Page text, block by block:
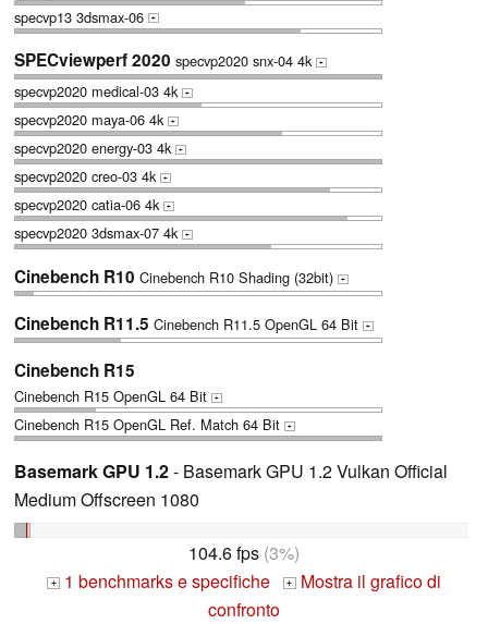
specvp13 3dsmax-06 +
SPECviewperf 2020 specvp2020 snx-04 4k +
specvp2020 medical-03 4k +
specvp2020 maya-06 4k +
specvp2020 energy-03 4k +
specvp2020 creo-03 4k +
specvp2020 catia-06 4k +
specvp2020 3dsmax-07 4k +
Cinebench R10 Cinebench R10 Shading (32bit) +
Cinebench R11.5 Cinebench R11.5 OpenGL 64 Bit +
Cinebench R15
Cinebench R15 OpenGL 64 Bit +
Cinebench R15 OpenGL Ref. Match 64 Bit +
Basemark GPU 1.2- Basemark GPU 1.2 Vulkan Official
Medium Offscreen 1080
104.6 fps (3%)
+ 1 benchmarks e specifiche + Mostra il grafico di
confronto